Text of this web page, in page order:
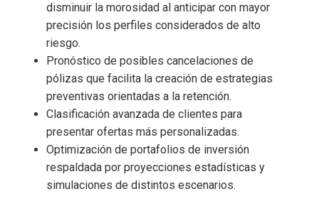
disminuir la morosidad al anticipar con mayor
precisión los perfiles considerados de alto
riesgo.
Pronóstico de posibles cancelaciones de
pólizas que facilita la creación de estrategias
preventivas orientadas a la retención.
Clasificación avanzada de clientes para
presentar ofertas más personalizadas.
Optimización de portafolios de inversión
respaldada por proyecciones estadísticas y
simulaciones de distintos escenarios.